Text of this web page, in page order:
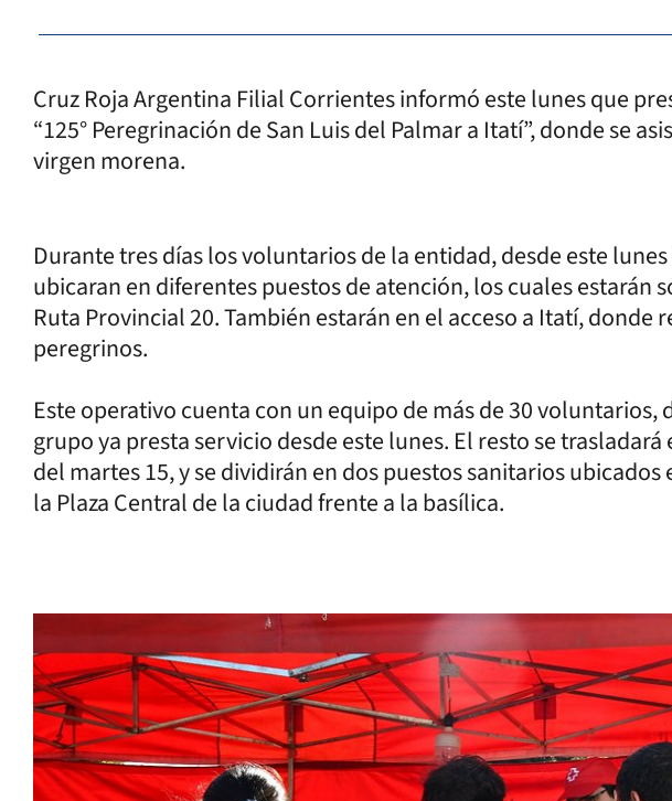
Cruz Roja Argentina Filial Corrientes informó este lunes que
“125° Peregrinación de San Luis del Palmar a Itatí”, donde se
virgen morena.
Durante tres días los voluntarios de la entidad, desde este
ubicaran en diferentes puestos de atención, los cuales estarán
Ruta Provincial 20. También estarán en el acceso a Itatí, donde
peregrinos.
Este operativo cuenta con un equipo de más de 30 voluntarios,
grupo ya presta servicio desde este lunes. El resto se
del martes 15, y se dividirán en dos puestos sanitarios ubicados
la Plaza Central de la ciudad frente a la basílica.